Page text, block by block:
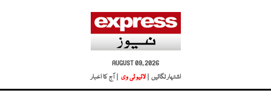
AUGUST 09, 2026
اشتہار لگائیں |
| آج کا اخبار